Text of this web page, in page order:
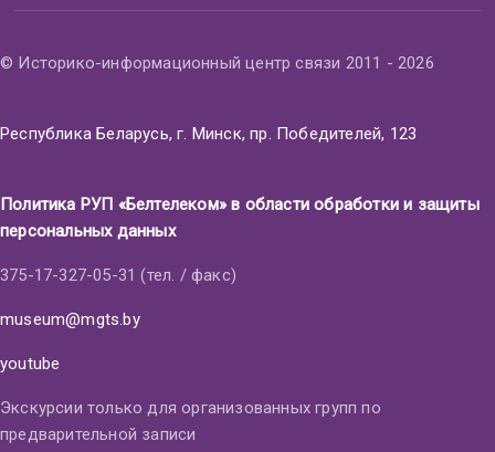
© Историко-информационный центр связи 2011 - 2026
Республика Беларусь, г. Минск, пр. Победителей, 123
Политика РУП «Белтелеком» в области обработки и защиты
персональных данных
375-17-327-05-31 (тел. / факс)
museum@mgts.by
youtube
Экскурсии только для организованных групп по
предварительной записи